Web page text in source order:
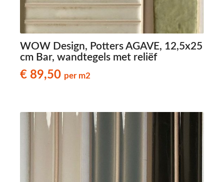
WOW Design, Potters AGAVE, 12,5x25
cm Bar, wandtegels met reliëf
€ 89,50 per m2